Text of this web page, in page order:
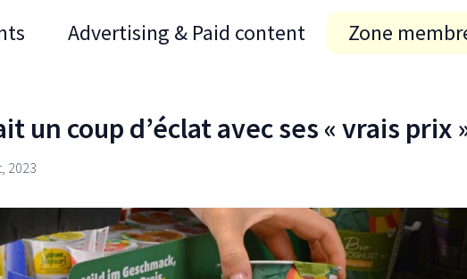
Advertising & Paid content Zone
un coup d’éclat avec ses « vrais prix
2023